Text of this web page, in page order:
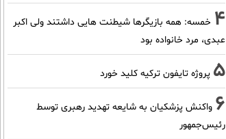
4 خمسه: همه بازیگرها شیطنت هایی داشتند ولی اکبر
عبدی، مرد خانواده بود
5 پروژه تایفون ترکیه کلید خورد
6 واکنش پزشکیان به شایعه تهدید رهبری توسط
رئیس‌جمهور